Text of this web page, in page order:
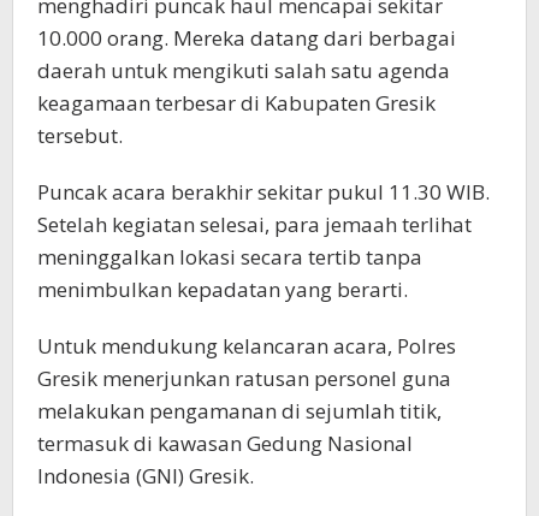
10.000 orang. Mereka datang dari berbagai
daerah untuk mengikuti salah satu agenda
keagamaan terbesar di Kabupaten Gresik
tersebut.
Puncak acara berakhir sekitar pukul 11.30 WIB.
Setelah kegiatan selesai, para jemaah terlihat
meninggalkan lokasi secara tertib tanpa
menimbulkan kepadatan yang berarti.
Untuk mendukung kelancaran acara, Polres
Gresik menerjunkan ratusan personel guna
melakukan pengamanan di sejumlah titik,
termasuk di kawasan Gedung Nasional
Indonesia (GNI) Gresik.